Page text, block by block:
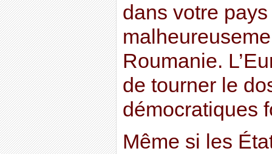
dans votre
Roumanie.
de tourner le
démocratiques
Même si les